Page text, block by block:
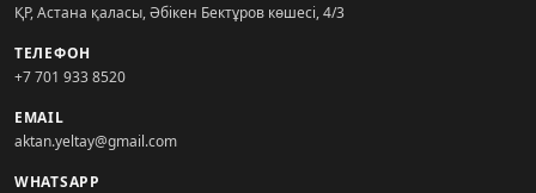
ҚР, Астана қаласы, Әбікен Бектұров көшесі, 4/3
ТЕЛЕФОН
+7 701 933 8520
EMAIL
aktan.yeltay@gmail.com
WHATSAPP